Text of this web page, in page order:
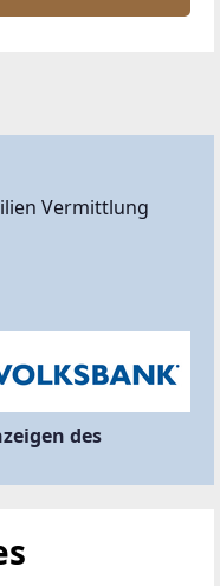
Vermittlung
des